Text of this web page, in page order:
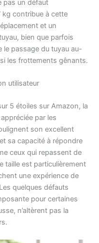
et d'une
pour le
Différents
: la table à
est disponible
et menthe. Les
moderne.
pas un défaut
kg contribue à cette
et un
bien que parfois
le passage du tuyau au-
les frottements gênants.
utilisateur
5 étoiles sur Amazon, la
par les
son excellent
sa capacité à répondre
ceux qui repassent de
taille est particulièrement
une expérience de
quelques défauts
pour certaines
n’altèrent pas la